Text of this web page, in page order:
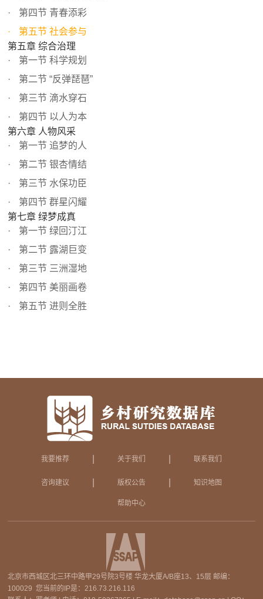
第四节 青春添彩
第五节 社会参与
第五章 综合治理
第一节 科学规划
第二节 “反弹琵琶”
第三节 滴水穿石
第四节 以人为本
第六章 人物风采
第一节 追梦的人
第二节 银杏情结
第三节 水保功臣
第四节 群星闪耀
第七章 绿梦成真
第一节 绿回汀江
第二节 露湖巨变
第三节 三洲湿地
第四节 美丽画卷
第五节 进则全胜
我要推荐 关于我们 联系我们
咨询建议 版权公告 知识地图
帮助中心
北京市西城区北三环中路甲29号院3号楼 华龙大厦A/B座13、15层 邮编：
100029 您当前的IP是：216.73.216.116